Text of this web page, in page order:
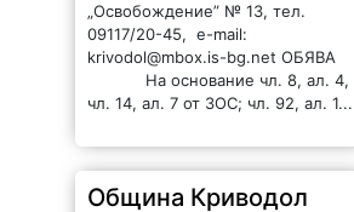
На основание чл. 8, ал. 4,
чл. 14, ал. 7 от ЗОС; чл. 92, ал. 1...
отдава под наем имот
в Главаци